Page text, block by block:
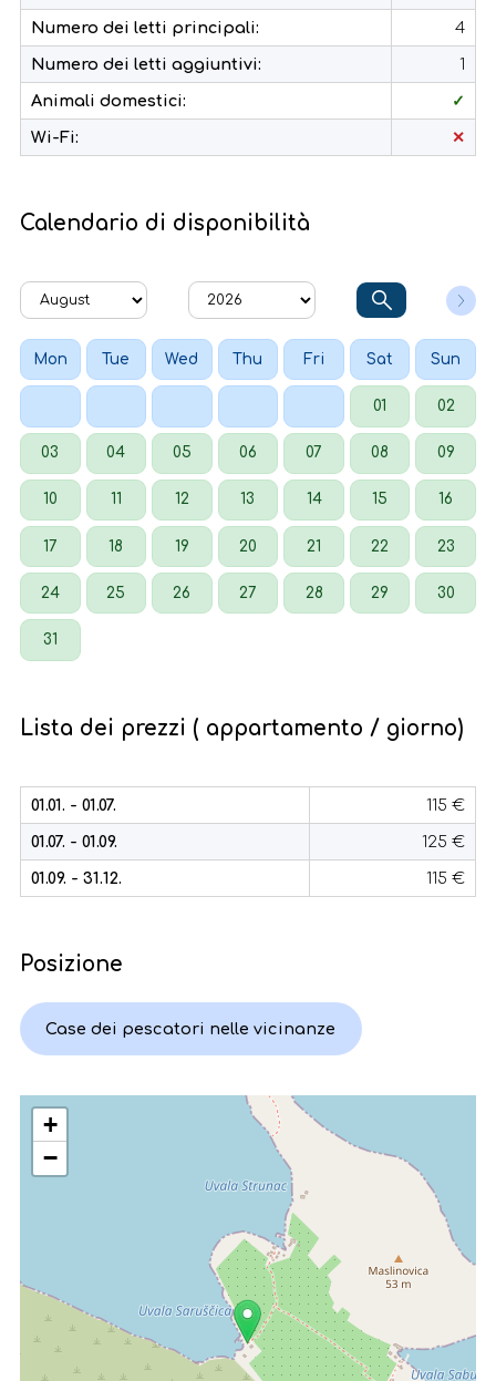
Numero dei letti principali: 4
Numero dei letti aggiuntivi: 1
Animali domestici: ✓
Wi-Fi: ✕
Calendario di disponibilità
Mon Tue Wed Thu Fri Sat Sun
01 02
03 04 05 06 07 08 09
10 11 12 13 14 15 16
17 18 19 20 21 22 23
24 25 26 27 28 29 30
31
Lista dei prezzi ( appartamento / giorno)
01.01. - 01.07. 115 €
01.07. - 01.09. 125 €
01.09. - 31.12. 115 €
Posizione
Case dei pescatori nelle vicinanze
+
−